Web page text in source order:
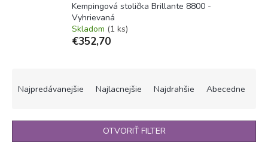
Kempingová stolička Brillante 8800 -
Vyhrievaná
Skladom (1 ks)
€352,70
i
Najpredávanejšie Najlacnejšie Najdrahšie Abecedne
OTVORIŤ FILTER